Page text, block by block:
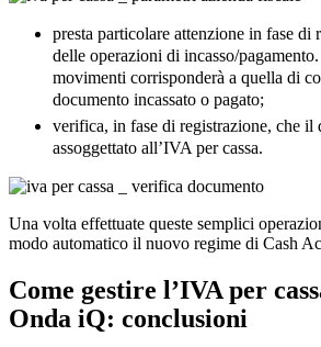
presta particolare attenzione in fase di
delle operazioni di incasso/
movimenti corrisponderà a quella di
documento incassato o pagato;
verifica, in fase di registrazione, che il
assoggettato all’IVA per cassa.
Una volta effettuate queste semplici
modo automatico il nuovo regime di Cash
Come gestire l’IVA per
Onda iQ: conclusioni